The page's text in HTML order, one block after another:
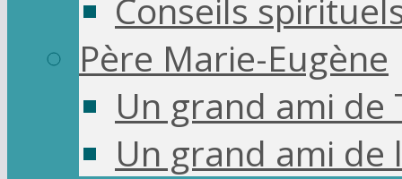
Conseils
Père Marie-Eugène
Un grand ami de
Un grand ami de